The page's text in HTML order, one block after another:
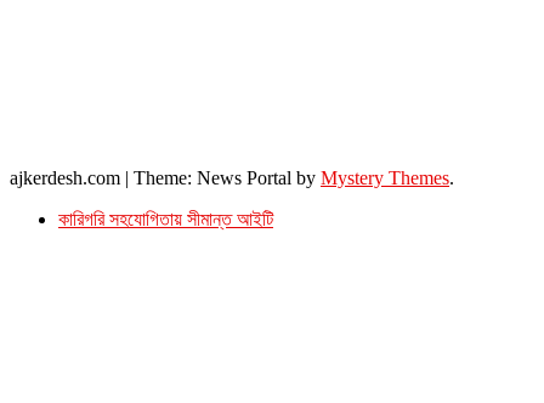
ajkerdesh.com | Theme: News Portal by Mystery Themes.
কারিগরি সহযোগিতায় সীমান্ত আইটি